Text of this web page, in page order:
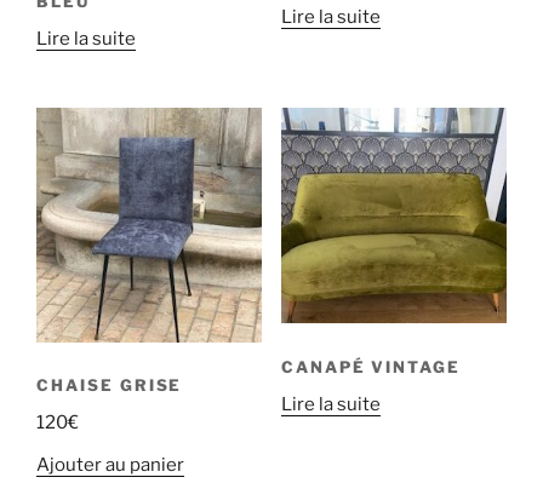
Lire la suite
Lire la suite
CHAISE GRISE
120€
Ajouter au panier
CANAPÉ VINTAGE
Lire la suite